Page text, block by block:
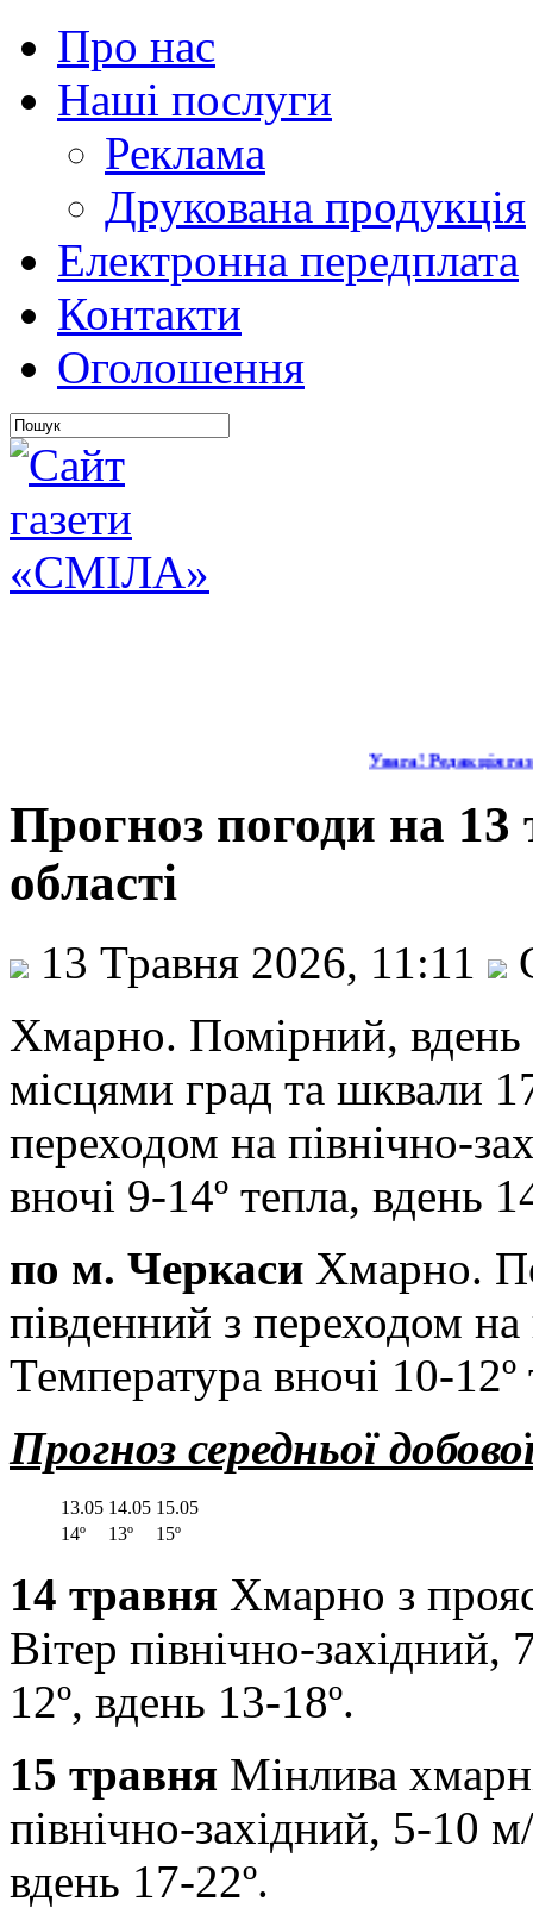
Про нас
Наші послуги
Реклама
Друкована продукція
Електронна передплата
Контакти
Оголошення
Увага! Редакція
Прогноз погоди на
області
13 Травня 2026, 11:11
Хмарно. Помірний,
місцями град та шквали
переходом на північно-
вночі 9-14º тепла, вдень
по м. Черкаси Хмарно.
південний з переходом
Температура вночі 10-
Прогноз середньої
13.05 14.05 15.05
14º
13º 15º
14 травня Хмарно з
Вітер північно-
12º, вдень 13-18º.
15 травня Мінлива
північно-західний, 5-10
вдень 17-22º.